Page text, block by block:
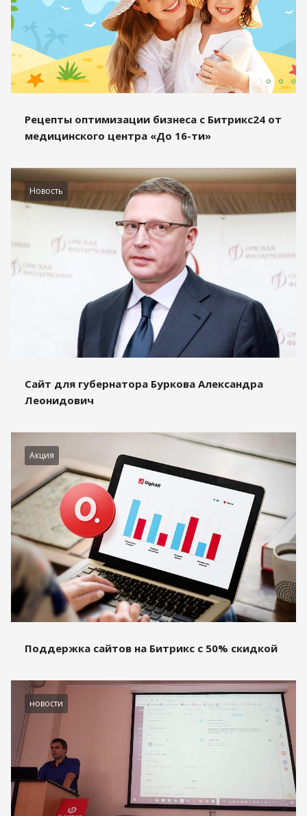
Рецепты оптимизации бизнеса с Битрикс24 от
медицинского центра «До 16-ти»
Новость
Сайт для губернатора Буркова Александра
Леонидович
Акция
Поддержка сайтов на Битрикс с 50% скидкой
новости